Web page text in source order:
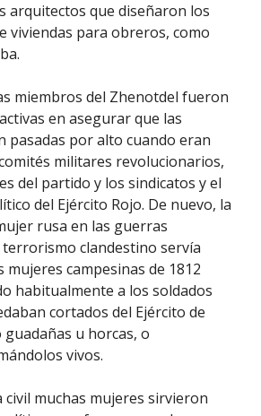
arquitectos que diseñaron los
viviendas para obreros, como
miembros del Zhenotdel fueron
en asegurar que las
pasadas por alto cuando eran
militares revolucionarios,
del partido y los sindicatos y el
del Ejército Rojo. De nuevo, la
rusa en las guerras
clandestino servía
mujeres campesinas de 1812
habitualmente a los soldados
cortados del Ejército de
u horcas, o
vivos.
muchas mujeres sirvieron